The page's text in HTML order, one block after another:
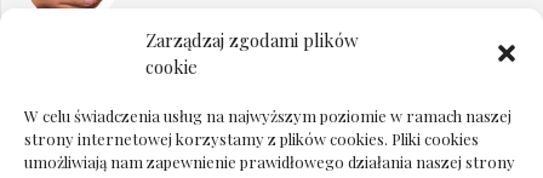
Zarządzaj zgodami plików
cookie
W celu świadczenia usług na najwyższym poziomie w ramach naszej
strony internetowej korzystamy z plików cookies. Pliki cookies
umożliwiają nam zapewnienie prawidłowego działania naszej strony
Dokumenty do odbioru przy zmianie biura